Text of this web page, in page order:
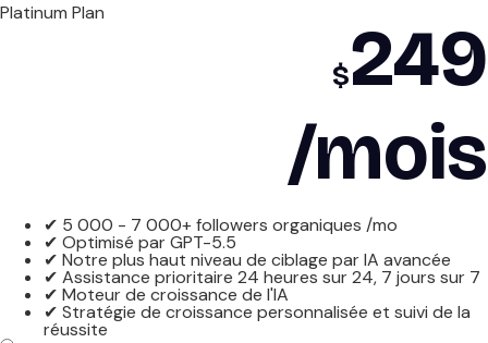
Platinum Plan
$249
/mois
✔ 5 000 - 7 000+ followers organiques /mo
✔ Optimisé par GPT-5.5
✔ Notre plus haut niveau de ciblage par IA avancée
✔ Assistance prioritaire 24 heures sur 24, 7 jours sur 7
✔ Moteur de croissance de l'IA
✔ Stratégie de croissance personnalisée et suivi de la
réussite